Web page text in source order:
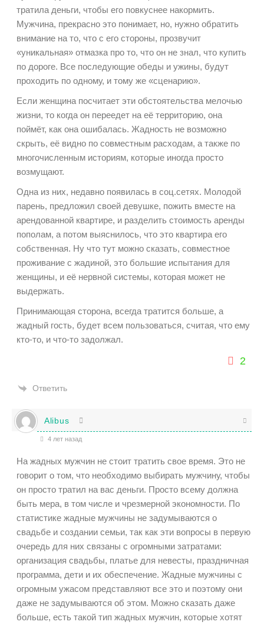
тратила деньги, чтобы его повкуснее накормить.
Мужчина, прекрасно это понимает, но, нужно обратить
внимание на то, что с его стороны, прозвучит
«уникальная» отмазка про то, что он не знал, что купить
по дороге. Все последующие обеды и ужины, будут
проходить по одному, и тому же «сценарию».
Если женщина посчитает эти обстоятельства мелочью
жизни, то когда он переедет на её территорию, она
поймёт, как она ошибалась. Жадность не возможно
скрыть, её видно по совместным расходам, а также по
многочисленным историям, которые иногда просто
возмущают.
Одна из них, недавно появилась в соц.сетях. Молодой
парень, предложил своей девушке, пожить вместе на
арендованной квартире, и разделить стоимость аренды
пополам, а потом выяснилось, что это квартира его
собственная. Ну что тут можно сказать, совместное
проживание с жадиной, это большие испытания для
женщины, и её нервной системы, которая может не
выдержать.
Принимающая сторона, всегда тратится больше, а
жадный гость, будет всем пользоваться, считая, что ему
кто-то, и что-то задолжал.
2
Ответить
Alibus
4 лет назад
На жадных мужчин не стоит тратить свое время. Это не
говорит о том, что необходимо выбирать мужчину, чтобы
он просто тратил на вас деньги. Просто всему должна
быть мера, в том числе и чрезмерной экономности. По
статистике жадные мужчины не задумываются о
свадьбе и создании семьи, так как эти вопросы в первую
очередь для них связаны с огромными затратами:
организация свадьбы, платье для невесты, праздничная
программа, дети и их обеспечение. Жадные мужчины с
огромным ужасом представляют все это и поэтому они
даже не задумываются об этом. Можно сказать даже
больше, есть такой тип жадных мужчин, которые хотят